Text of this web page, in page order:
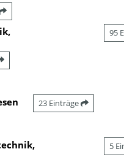
95
23 Einträge
5